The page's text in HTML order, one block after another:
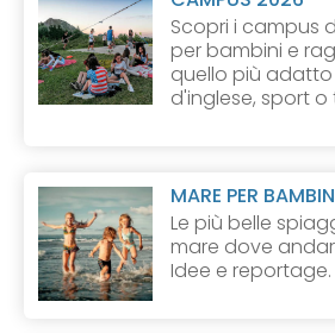
Scopri i campus
per bambini e
quello più
d'inglese, sport o
MARE PER
Le più belle
mare dove
Idee e reportage.